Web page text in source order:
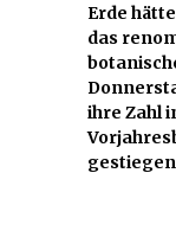
Erde
das
ihre Zahl